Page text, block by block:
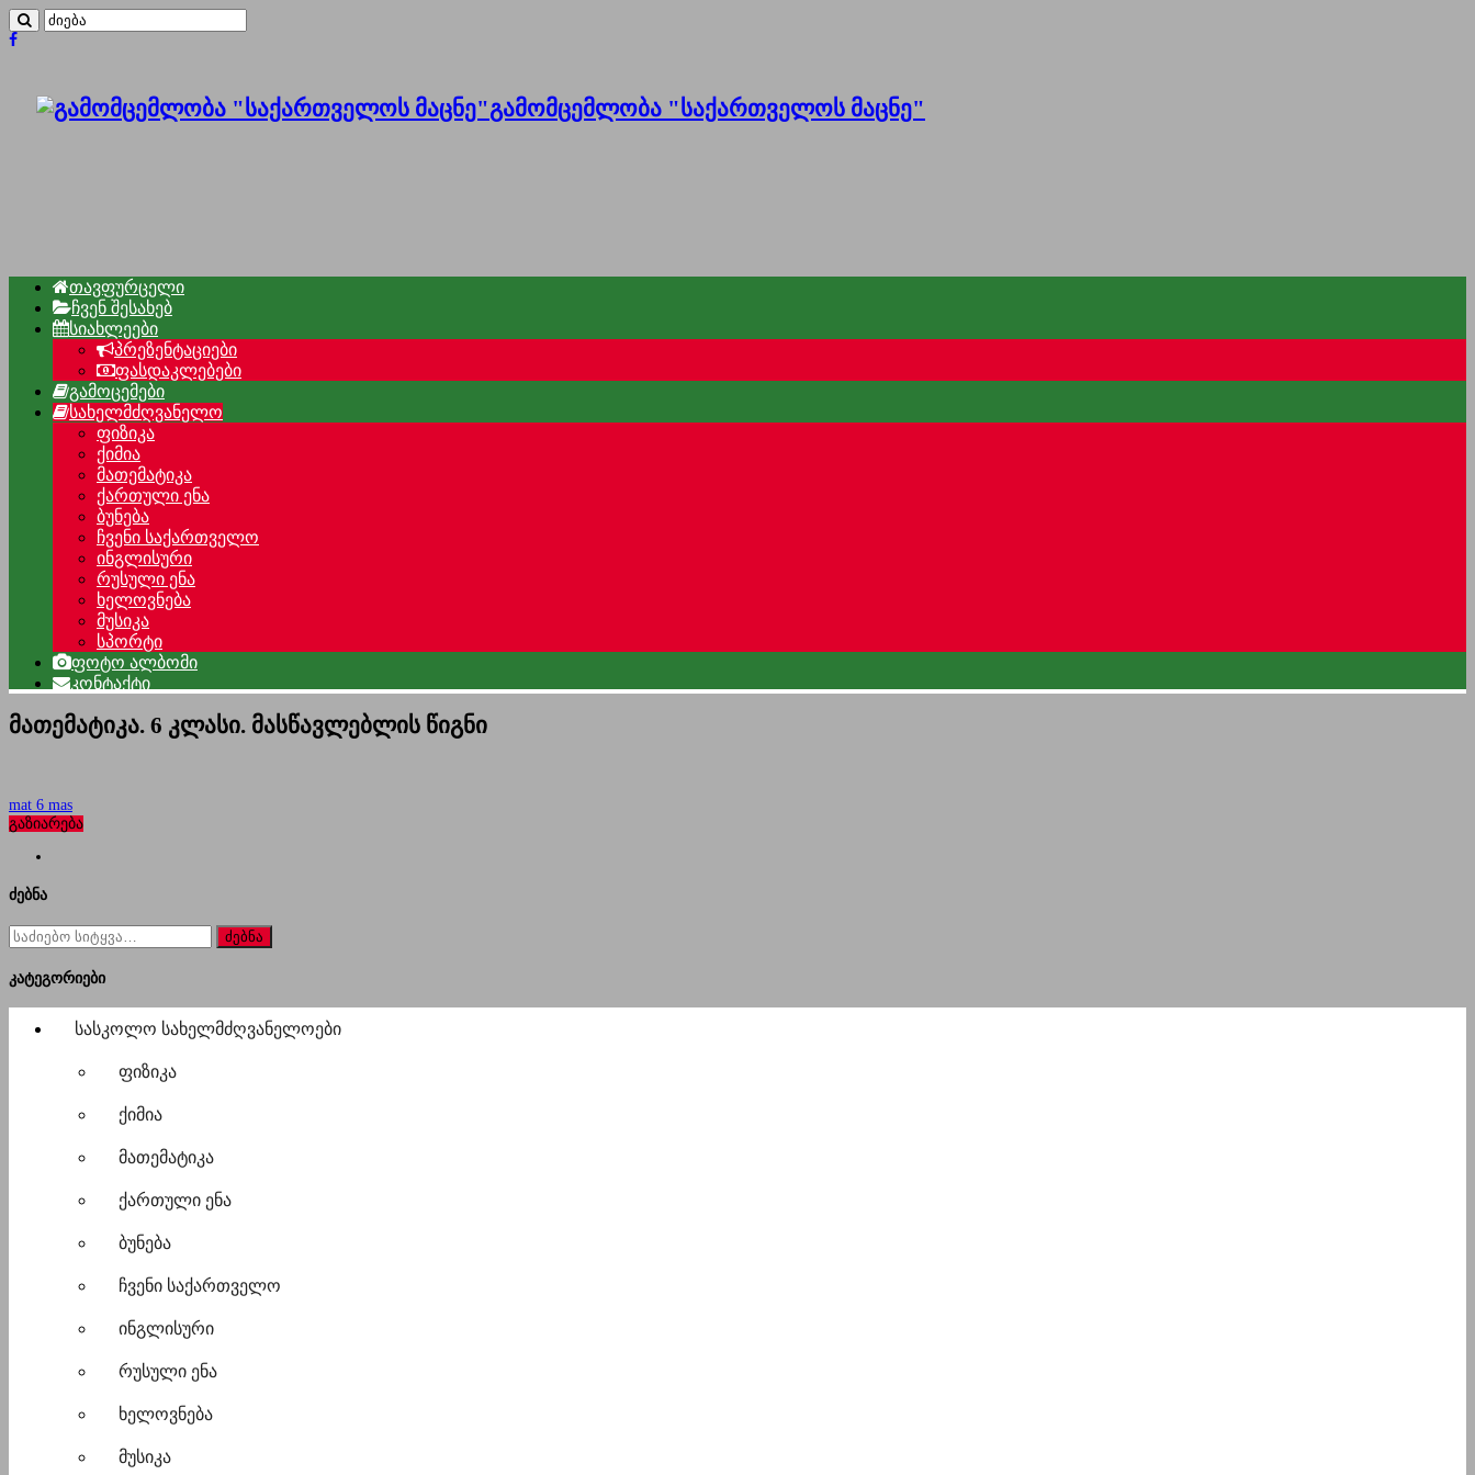
გამომცემლობა "საქართველოს მაცნე"
თავფურცელი
ჩვენ შესახებ
სიახლეები
პრეზენტაციები
ფასდაკლებები
გამოცემები
სახელმძღვანელო
ფიზიკა
ქიმია
მათემატიკა
ქართული ენა
ბუნება
ჩვენი საქართველო
ინგლისური
რუსული ენა
ხელოვნება
მუსიკა
სპორტი
ფოტო ალბომი
კონტაქტი
მათემატიკა. 6 კლასი. მასწავლებლის წიგნი
mat 6 mas
გაზიარება
ძებნა
ძებნა
for:
კატეგორიები
სასკოლო სახელმძღვანელოები
ფიზიკა
ქიმია
მათემატიკა
ქართული ენა
ბუნება
ჩვენი საქართველო
ინგლისური
რუსული ენა
ხელოვნება
მუსიკა